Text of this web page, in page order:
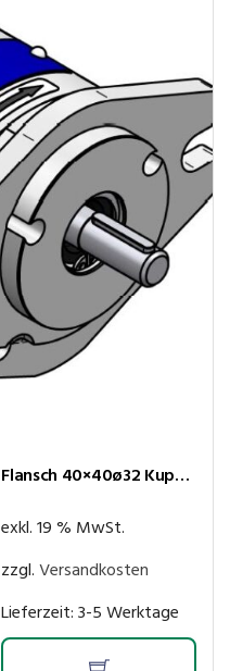
Jihostroj Zahnradpumpe Bg1 Flansch 40×40ø32 Kupplungsk 5×4,5 3,3cm³/U 280bar rechtsl Anschl BSP 1/2″-3/8″
exkl. 19 % MwSt.
zzgl.Versandkosten
Lieferzeit:3-5 Werktage